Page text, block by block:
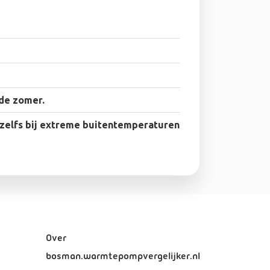
zomer.
bij extreme buitentemperaturen
Over
bosman.warmtepompvergelijker.nl